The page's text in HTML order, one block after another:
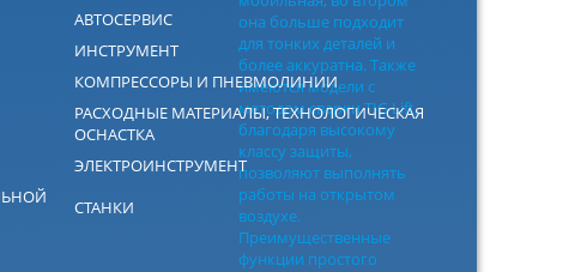
АВТОСЕРВИС
ИНСТРУМЕНТ
КОМПРЕССОРЫ И ПНЕВМОЛИНИИ
РАСХОДНЫЕ МАТЕРИАЛЫ, ТЕХНОЛОГИЧЕСКАЯ
ОСНАСТКА
ЭЛЕКТРОИНСТРУМЕНТ
СТАНКИ